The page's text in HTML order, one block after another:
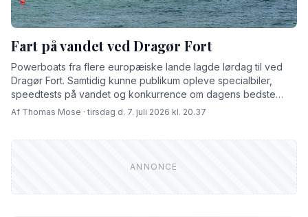
Fart på vandet ved Dragør Fort
Powerboats fra flere europæiske lande lagde lørdag til ved
Dragør Fort. Samtidig kunne publikum opleve specialbiler,
speedtests på vandet og konkurrence om dagens bedste
biler.
Af Thomas Mose · tirsdag d. 7. juli 2026 kl. 20.37